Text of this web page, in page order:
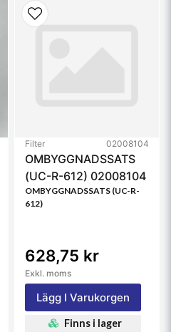
0.8 bar (12 psi)
Spin-On
PERKINS 2654408
1014120, 10141208,
SFO4408,
BT215, 2039, 92460,
8308H,
85460, 85852,
9Y4480, 3I1297,
Filter 02008104
OMBYGGNADSSATS
(UC-R-612) 02008104
OMBYGGNADSSATS (UC-R-
612)
628,75 kr
Exkl. moms
Lägg I Varukorgen
Finns i lager